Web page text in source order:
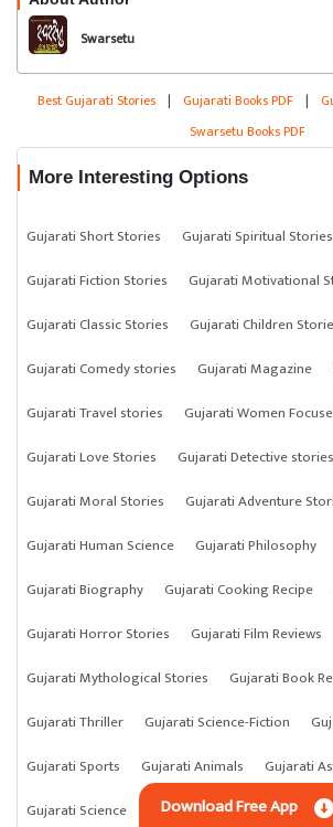
Swarsetu
Best Gujarati Stories | Gujarati Books PDF |
Swarsetu Books PDF
More Interesting Options
Gujarati Short Stories
Gujarati Spiritual Stories
Gujarati Fiction Stories
Gujarati Motivational
Gujarati Classic Stories
Gujarati Children
Gujarati Comedy stories
Gujarati Magazine
Gujarati Travel stories
Gujarati Women
Gujarati Love Stories
Gujarati Detective stories
Gujarati Moral Stories
Gujarati Adventure
Gujarati Human Science
Gujarati Philosophy
Gujarati Biography
Gujarati Cooking Recipe
Gujarati Horror Stories
Gujarati Film Reviews
Gujarati Mythological Stories
Gujarati Book
Gujarati Thriller
Gujarati Science-Fiction
Gujarati Sports
Gujarati Animals
Gujarati
Gujarati Science
Gujarati Anything Gujarati
Download Free App